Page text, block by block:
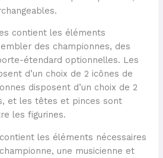
contient les éléments
des championnes, des
étendard optionnelles. Les
d’un choix de 2 icônes de
disposent d’un choix de 2
et les têtes et pinces sont
les figurines.
les éléments nécessaires
une musicienne et